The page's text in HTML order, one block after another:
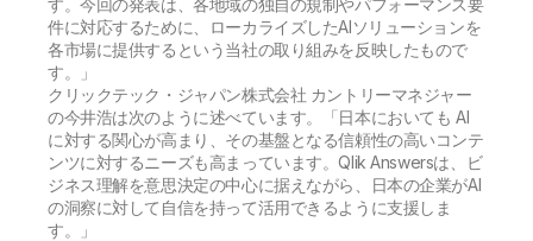
す。今回の発表は、各地域の独自の規制やパフォーマンス要
件に対応するために、ローカライズしたAIソリューションを
各市場に提供するという当社の取り組みを反映したもので
す。」
クリックテック・ジャパン株式会社 カントリーマネジャー
の今井浩は次のように述べています。「日本においても AI
に対する関心が高まり、その基盤となる信頼性の高いコンテ
ンツに対するニーズも高まっています。Qlik Answersは、ビ
ジネス理解を意思決定の中心に据えながら、日本の企業がAI
の洞察に対して自信を持って活用できるように支援しま
す。」